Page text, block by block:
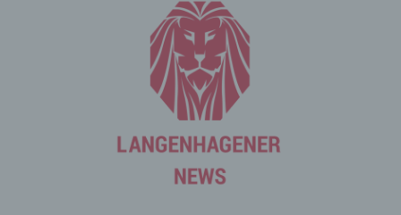
Cookie-ID. Eine Cookie-ID ist eine eindeutige Kennung
des Cookies. Sie besteht aus einer Zeichenfolge, durch
welche Internetseiten und Server dem konkreten
Internetbrowser zugeordnet werden können, in dem das
Cookie gespeichert wurde. Dies ermöglicht es den
besuchten Internetseiten und Servern, den individuellen
Browser der betroffenen Person von anderen
Internetbrowsern, die andere Cookies enthalten, zu
über die eindeutige Cookie-ID wiedererkannt und